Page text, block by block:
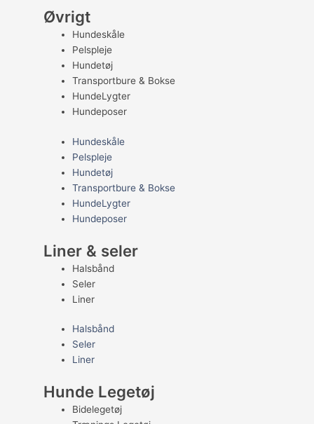
Øvrigt
Hundeskåle
Pelspleje
Hundetøj
Transportbure & Bokse
HundeLygter
Hundeposer
Hundeskåle
Pelspleje
Hundetøj
Transportbure & Bokse
HundeLygter
Hundeposer
Liner & seler
Halsbånd
Seler
Liner
Halsbånd
Seler
Liner
Hunde Legetøj
Bidelegetøj